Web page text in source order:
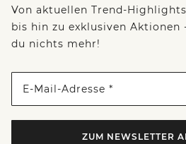
Von aktuellen Trend-
bis hin zu exklusiven Aktionen
du nichts mehr!
E-Mail-Adresse *
ZUM NEWSLETTER